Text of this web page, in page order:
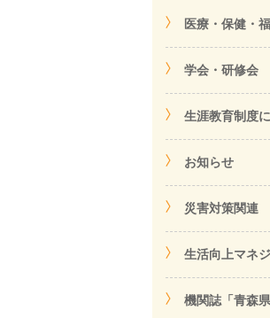
医療・保健・
学会・研修会
生涯教育制度
お知らせ
災害対策関連
生活向上マネ
機関誌「青森